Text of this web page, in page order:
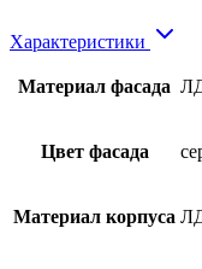
Характеристики
Материал фасада
Цвет фасада
Материал корпуса